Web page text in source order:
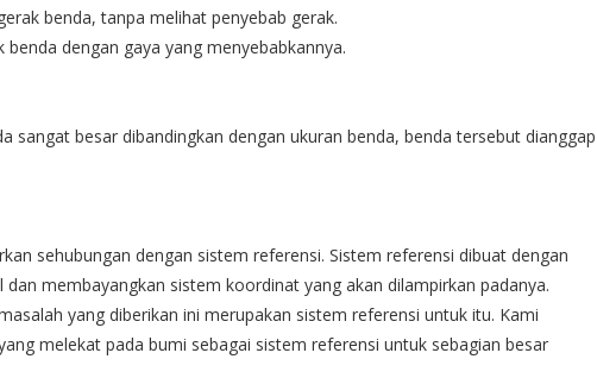
benda, tanpa melihat penyebab gerak.
dengan gaya yang menyebabkannya.
sangat besar dibandingkan dengan ukuran benda, benda tersebut dianggap
sehubungan dengan sistem referensi. Sistem referensi dibuat dengan
membayangkan sistem koordinat yang akan dilampirkan padanya.
yang diberikan ini merupakan sistem referensi untuk itu. Kami
melekat pada bumi sebagai sistem referensi untuk sebagian besar